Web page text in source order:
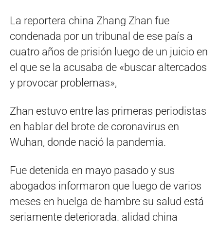
La reportera china Zhang Zhan fue
condenada por un tribunal de ese país a
cuatro años de prisión luego de un juicio en
el que se la acusaba de «buscar altercados
y provocar problemas»,
Zhan estuvo entre las primeras periodistas
en hablar del brote de coronavirus en
Wuhan, donde nació la pandemia.
Fue detenida en mayo pasado y sus
abogados informaron que luego de varios
meses en huelga de hambre su salud está
seriamente deteriorada. alidad china